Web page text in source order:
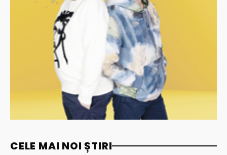
CELE MAI NOI ȘTIRI